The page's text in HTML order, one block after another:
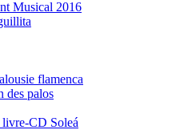
Musical 2016
flamenca
des palos
livre-CD Soleá